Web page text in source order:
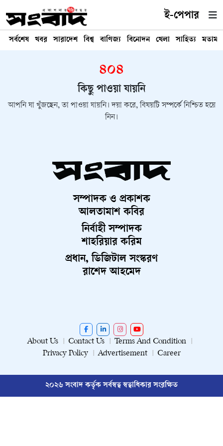
ই-পেপার
সর্বশেষ খবর সারাদেশ বিশ্ব বাণিজ্য বিনোদন খেলা সাহিত্য মতামত
৪০৪
কিছু পাওয়া যায়নি
আপনি যা খুঁজছেন, তা পাওয়া যায়নি। দয়া করে, বিষয়টি সম্পর্কে নিশ্চিত হয়ে
নিন।
সম্পাদক ও প্রকাশক
আলতামাশ কবির
নির্বাহী সম্পাদক
শাহরিয়ার করিম
প্রধান, ডিজিটাল সংস্করণ
রাশেদ আহমেদ
About Us Contact Us
Terms And Condition
Privacy Policy
Advertisement Career
২০২৬ সংবাদ কর্তৃক সর্বস্বত্ব স্বত্বাধিকার সংরক্ষিত